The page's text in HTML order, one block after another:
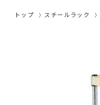
トップ スチールラック